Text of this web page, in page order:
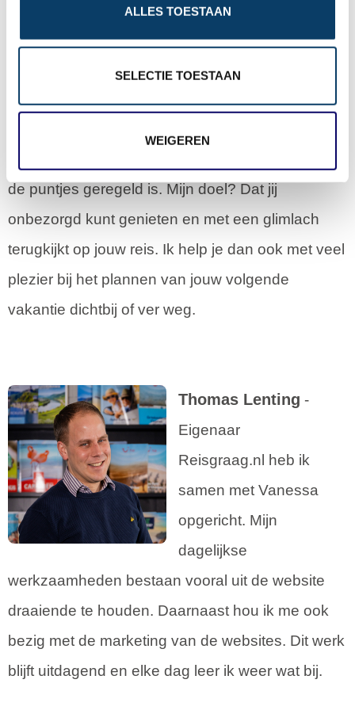
ALLES TOESTAAN
SELECTIE TOESTAAN
WEIGEREN
rondreis: elke reis is uniek en verdient
persoonlijke aandacht.
Ik word enthousiast van het samenstellen van
de puntjes geregeld is. Mijn doel? Dat jij
onbezorgd kunt genieten en met een glimlach
terugkijkt op jouw reis. Ik help je dan ook met veel
plezier bij het plannen van jouw volgende
vakantie dichtbij of ver weg.
Thomas Lenting -
Eigenaar
Reisgraag.nl heb ik
samen met Vanessa
opgericht. Mijn
dagelijkse
werkzaamheden bestaan vooral uit de website
draaiende te houden. Daarnaast hou ik me ook
bezig met de marketing van de websites. Dit werk
blijft uitdagend en elke dag leer ik weer wat bij.